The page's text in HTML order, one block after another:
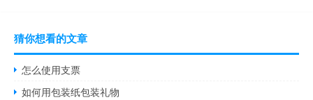
猜你想看的文章
怎么使用支票
如何用包装纸包装礼物